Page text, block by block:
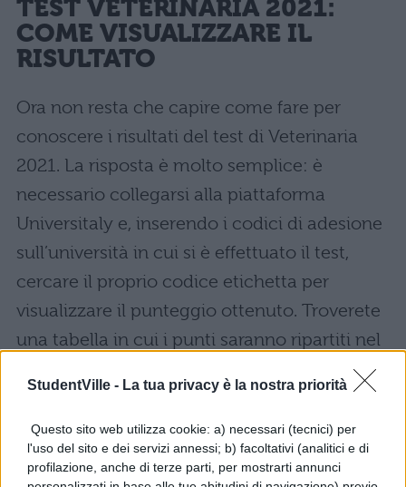
StudentVille - La tua privacy è la nostra priorità
Questo sito web utilizza cookie: a) necessari (tecnici) per
l'uso del sito e dei servizi annessi; b) facoltativi (analitici e di
profilazione, anche di terze parti, per mostrarti annunci
TEST VETERINARIA 2021:
COME VISUALIZZARE IL
RISULTATO
Ora non resta che capire come fare per
conoscere i risultati del test di Veterinaria
2021. La risposta è molto semplice: è
necessario collegarsi alla piattaforma
Universitaly e, inserendo i codici di adesione
sull’università in cui si è effettuato il test,
cercare il proprio codice etichetta per
visualizzare il punteggio ottenuto. Troverete
una tabella in cui i punti saranno ripartiti nel
Punti 2: Cultura Generale